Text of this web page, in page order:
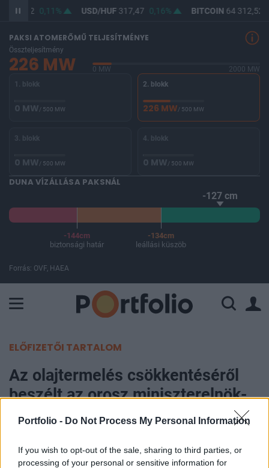
Portfolio - Do Not Process My Personal Information
If you wish to opt-out of the sale, sharing to third parties, or
processing of your personal or sensitive information for
365,82 0,11% USD/HUF317,47 0,16% BITCOIN64 312,52
PAKSI ATOMERŐMŰ TELJESÍTMÉNYE
Összteljesítmény
226 MW 0 MW
2000 MW
1. blokk
0 MW/ 500 MW
2. blokk
226 MW/ 500 MW
3. blokk
0 MW/ 500 MW
4. blokk
0 MW/ 500 MW
DUNA VÍZÁLLÁSA PAKSNÁL
-127 cm
-144cm
biztonsági határ
-134cm
leállási küszöb
Forrás: OVF, HAEA
ELŐFIZETŐI TARTALOM
Az olajtermelés csökkentéséről
beszélt az orosz miniszterelnök-
helyettes
Portfolio
2024. szeptember 30. 21:02